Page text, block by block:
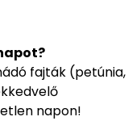
fajták (petúnia,
napon!